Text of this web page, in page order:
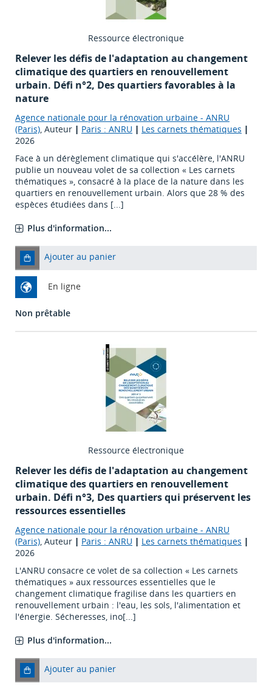
Ressource électronique
Relever les défis de l'adaptation au changement
climatique des quartiers en renouvellement
urbain. Défi n°2, Des quartiers favorables à la
nature
Agence nationale pour la rénovation urbaine - ANRU
(Paris), Auteur | Paris : ANRU | Les carnets thématiques |
2026
Face à un dérèglement climatique qui s'accélère, l'ANRU
publie un nouveau volet de sa collection « Les carnets
thématiques », consacré à la place de la nature dans les
quartiers en renouvellement urbain. Alors que 28 % des
espèces étudiées dans [...]
Plus d'information...
Ajouter au panier
En ligne
Non prêtable
Ressource électronique
Relever les défis de l'adaptation au changement
climatique des quartiers en renouvellement
urbain. Défi n°3, Des quartiers qui préservent les
ressources essentielles
Agence nationale pour la rénovation urbaine - ANRU
(Paris), Auteur | Paris : ANRU | Les carnets thématiques |
2026
L'ANRU consacre ce volet de sa collection « Les carnets
thématiques » aux ressources essentielles que le
changement climatique fragilise dans les quartiers en
renouvellement urbain : l'eau, les sols, l'alimentation et
l'énergie. Sécheresses, ino[...]
Plus d'information...
Ajouter au panier